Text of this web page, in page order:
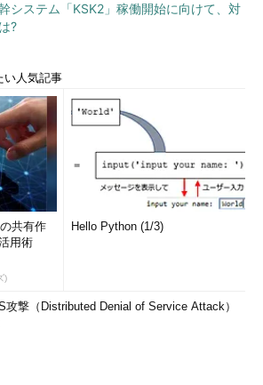
号方式の暗号化と復号の仕組み
んの例を見てみよう。ここではBさんがA
る場合を考えてみる。まずBさんはAさん
基本的にこの鍵の内容は誰が手に入れても
はそれを電子メールで送ってもよいし、
公開してもよい。BさんはAさんの公開
取ったAさんは、自分の秘密鍵を使用して
しか復号できないため、仮に第三者がAさ
としても、暗号化された文書の内容が漏れ
である。逆にAさんの「公開鍵」を持って
と暗号文のやりとりができるようにな
システム「KSK2」稼働開始に向けて、対
?
い人気記事
共有作
用術
)
Hello Python (1/3)
攻撃（Distributed Denial of Service Attack）